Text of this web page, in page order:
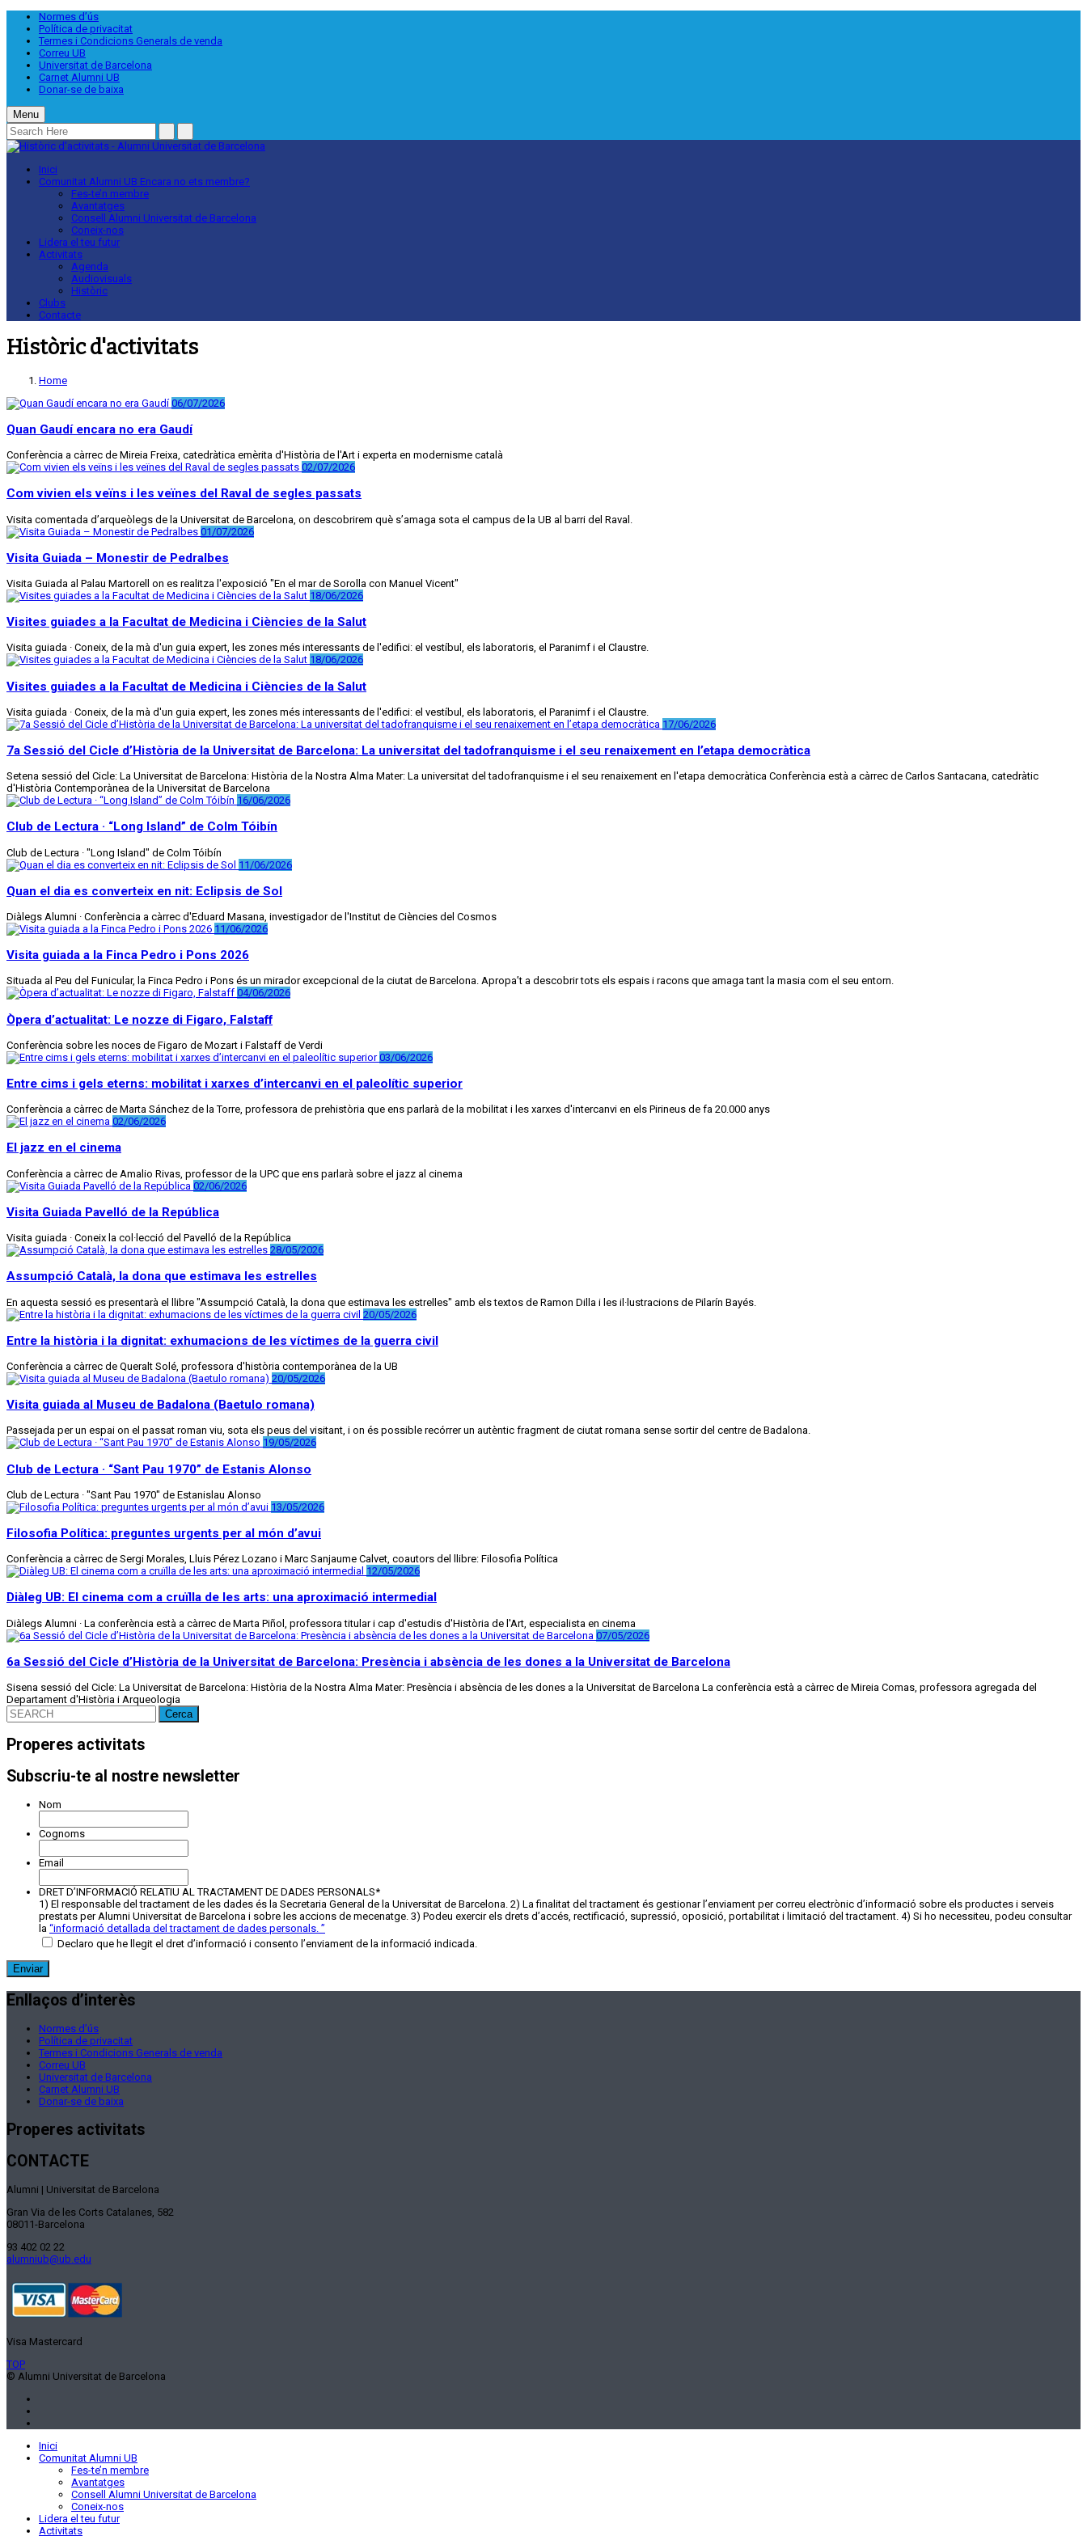
Normes d’ús
Política de privacitat
Termes i Condicions Generals de venda
Correu UB
Universitat de Barcelona
Carnet Alumni UB
Donar-se de baixa
Menu
Inici
Comunitat Alumni UB Encara no ets membre?
Fes-te’n membre
Avantatges
Consell Alumni Universitat de Barcelona
Coneix-nos
Lidera el teu futur
Activitats
Agenda
Audiovisuals
Històric
Clubs
Contacte
Històric d'activitats
Home
06/07/2026
Quan Gaudí encara no era Gaudí
Conferència a càrrec de Mireia Freixa, catedràtica emèrita d'Història de l'Art i experta en modernisme català
02/07/2026
Com vivien els veïns i les veïnes del Raval de segles passats
Visita comentada d’arqueòlegs de la Universitat de Barcelona, on descobrirem què s’amaga sota el campus de la UB al barri del Raval.
01/07/2026
Visita Guiada – Monestir de Pedralbes
Visita Guiada al Palau Martorell on es realitza l'exposició "En el mar de Sorolla con Manuel Vicent"
18/06/2026
Visites guiades a la Facultat de Medicina i Ciències de la Salut
Visita guiada · Coneix, de la mà d'un guia expert, les zones més interessants de l'edifici: el vestíbul, els laboratoris, el Paranimf i el Claustre.
18/06/2026
Visites guiades a la Facultat de Medicina i Ciències de la Salut
Visita guiada · Coneix, de la mà d'un guia expert, les zones més interessants de l'edifici: el vestíbul, els laboratoris, el Paranimf i el Claustre.
17/06/2026
7a Sessió del Cicle d’Història de la Universitat de Barcelona: La universitat del tadofranquisme i el seu renaixement en l’etapa democràtica
Setena sessió del Cicle: La Universitat de Barcelona: Història de la Nostra Alma Mater: La universitat del tadofranquisme i el seu renaixement en l'etapa democràtica Conferència està a càrrec de Carlos Santacana, catedràtic
d'Història Contemporànea de la Universitat de Barcelona
16/06/2026
Club de Lectura · “Long Island” de Colm Tóibín
Club de Lectura · "Long Island" de Colm Tóibín
11/06/2026
Quan el dia es converteix en nit: Eclipsis de Sol
Diàlegs Alumni · Conferència a càrrec d'Eduard Masana, investigador de l'Institut de Ciències del Cosmos
11/06/2026
Visita guiada a la Finca Pedro i Pons 2026
Situada al Peu del Funicular, la Finca Pedro i Pons és un mirador excepcional de la ciutat de Barcelona. Apropa’t a descobrir tots els espais i racons que amaga tant la masia com el seu entorn.
04/06/2026
Òpera d’actualitat: Le nozze di Figaro, Falstaff
Conferència sobre les noces de Figaro de Mozart i Falstaff de Verdi
03/06/2026
Entre cims i gels eterns: mobilitat i xarxes d’intercanvi en el paleolític superior
Conferència a càrrec de Marta Sánchez de la Torre, professora de prehistòria que ens parlarà de la mobilitat i les xarxes d'intercanvi en els Pirineus de fa 20.000 anys
02/06/2026
El jazz en el cinema
Conferència a càrrec de Amalio Rivas, professor de la UPC que ens parlarà sobre el jazz al cinema
02/06/2026
Visita Guiada Pavelló de la República
Visita guiada · Coneix la col·lecció del Pavelló de la República
28/05/2026
Assumpció Català, la dona que estimava les estrelles
En aquesta sessió es presentarà el llibre "Assumpció Català, la dona que estimava les estrelles" amb els textos de Ramon Dilla i les il·lustracions de Pilarín Bayés.
20/05/2026
Entre la història i la dignitat: exhumacions de les víctimes de la guerra civil
Conferència a càrrec de Queralt Solé, professora d'història contemporànea de la UB
20/05/2026
Visita guiada al Museu de Badalona (Baetulo romana)
Passejada per un espai on el passat roman viu, sota els peus del visitant, i on és possible recórrer un autèntic fragment de ciutat romana sense sortir del centre de Badalona.
19/05/2026
Club de Lectura · “Sant Pau 1970” de Estanis Alonso
Club de Lectura · "Sant Pau 1970" de Estanislau Alonso
13/05/2026
Filosofia Política: preguntes urgents per al món d’avui
Conferència a càrrec de Sergi Morales, Lluis Pérez Lozano i Marc Sanjaume Calvet, coautors del llibre: Filosofia Política
12/05/2026
Diàleg UB: El cinema com a cruïlla de les arts: una aproximació intermedial
Diàlegs Alumni · La conferència està a càrrec de Marta Piñol, professora titular i cap d'estudis d'Història de l'Art, especialista en cinema
07/05/2026
6a Sessió del Cicle d’Història de la Universitat de Barcelona: Presència i absència de les dones a la Universitat de Barcelona
Sisena sessió del Cicle: La Universitat de Barcelona: Història de la Nostra Alma Mater: Presència i absència de les dones a la Universitat de Barcelona La conferència està a càrrec de Mireia Comas, professora agregada del
Departament d'Història i Arqueologia
Cerca:
Properes activitats
Subscriu-te al nostre newsletter
Nom
Cognoms
Email
DRET D’INFORMACIÓ RELATIU AL TRACTAMENT DE DADES PERSONALS*
1) El responsable del tractament de les dades és la Secretaria General de la Universitat de Barcelona. 2) La finalitat del tractament és gestionar l’enviament per correu electrònic d’informació sobre els productes i serveis
prestats per Alumni Universitat de Barcelona i sobre les accions de mecenatge. 3) Podeu exercir els drets d’accés, rectificació, supressió, oposició, portabilitat i limitació del tractament. 4) Si ho necessiteu, podeu consultar
la “informació detallada del tractament de dades personals. ”
Declaro que he llegit el dret d’informació i consento l’enviament de la informació indicada.
Enllaços d’interès
Normes d’ús
Política de privacitat
Termes i Condicions Generals de venda
Correu UB
Universitat de Barcelona
Carnet Alumni UB
Donar-se de baixa
Properes activitats
CONTACTE
Alumni | Universitat de Barcelona
Gran Via de les Corts Catalanes, 582
08011-Barcelona
93 402 02 22
alumniub@ub.edu
Visa Mastercard
TOP
© Alumni Universitat de Barcelona
Inici
Comunitat Alumni UB
Fes-te’n membre
Avantatges
Consell Alumni Universitat de Barcelona
Coneix-nos
Lidera el teu futur
Activitats